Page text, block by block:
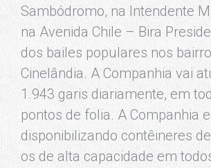
Sambódromo, na Intendente
na Avenida Chile – Bira
dos bailes populares nos
Cinelândia. A Companhia vai
1.943 garis diariamente, em
pontos de folia. A Companhia
disponibilizando contêineres
os de alta capacidade em